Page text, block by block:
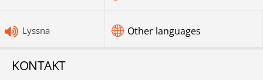
Lyssna Other languages
KONTAKT